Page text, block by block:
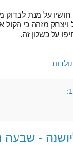
על מנת לבדוק
מזהה כי הקול
על כשלון זה.
- שבעה